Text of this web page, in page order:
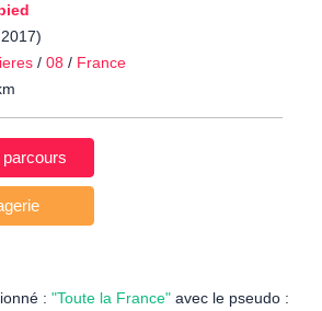
/ 08 / France
: "Toute la France" avec le pseudo :